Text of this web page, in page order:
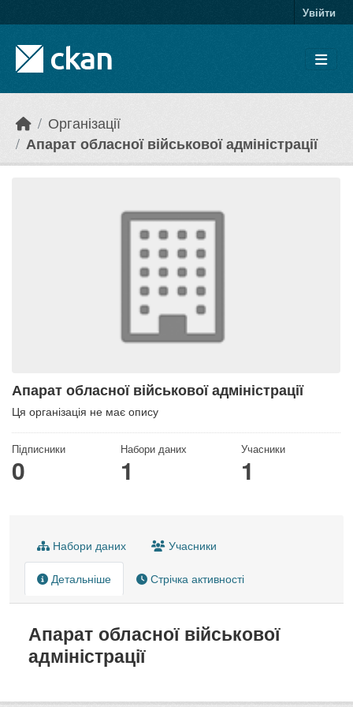
Увійти
Організації
Апарат обласної військової адміністрації
Апарат обласної військової адміністрації
Ця організація не має опису
Підписники
0
Набори даних
1
Учасники
1
Набори даних Учасники
Детальніше Стрічка активності
Апарат обласної військової
адміністрації